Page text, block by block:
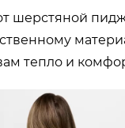
шерстяной
тепло и